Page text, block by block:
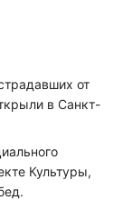
от
в Санкт-
Культуры,